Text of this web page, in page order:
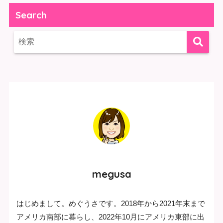
Search
megusa
はじめまして。めぐうさです。2018年から2021年末まで
アメリカ南部に暮らし、2022年10月にアメリカ東部に出